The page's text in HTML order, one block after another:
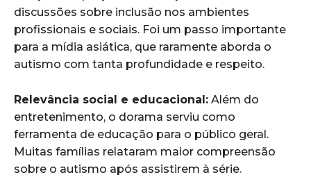
discussões sobre inclusão nos ambientes
profissionais e sociais. Foi um passo importante
para a mídia asiática, que raramente aborda o
autismo com tanta profundidade e respeito.
Relevância social e educacional: Além do
entretenimento, o dorama serviu como
ferramenta de educação para o público geral.
Muitas famílias relataram maior compreensão
sobre o autismo após assistirem à série.